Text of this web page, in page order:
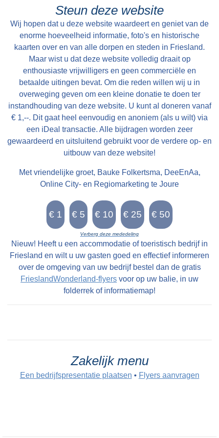
en kan alsdan vry van Huuringe door den Koper
worden aangevaard.
Brink kreeg als eerste een telefoon. Als je wilde
bellen kon je daar terecht, of de bakker kwam bij
je langs als er een bericht voor je was. Je wist
toen niet beter, zo was je opgegroeid en het
werkte prima. Het huis bestond uit behalve de
bakkerij, een woonkamer, een woonkeuken,
een slaapkamer en een winkel. De kinderen
sliepen boven op zolder. De oven van de
bakkerij werd in de beginperiode verwarmd door
het verbranden van takken en turf. Later werd
de oven verwarmd door middel van een
oliebrander. De olie daarvoor werd opgeslagen
in olievaten achter de bakkerij. In de
oorlogsjaren was de bakkerij verduisterd en
leerden onderduikers de dorpsbewoners
schaken.
Steun deze website
Wij hopen dat u deze website waardeert en geniet van de
enorme hoeveelheid informatie, foto's en historische
kaarten over en van alle dorpen en steden in Friesland.
Maar wist u dat deze website volledig draait op
enthousiaste vrijwilligers en geen commerciële en
betaalde uitingen bevat. Om die reden willen wij u in
overweging geven om een kleine donatie te doen ter
instandhouding van deze website. U kunt al doneren vanaf
€ 1,--. Dit gaat heel eenvoudig en anoniem (als u wilt) via
een iDeal transactie. Alle bijdragen worden zeer
gewaardeerd en uitsluitend gebruikt voor de verdere op- en
uitbouw van deze website!
Met vriendelijke groet, Bauke Folkertsma, DeeEnAa,
Online City- en Regiomarketing te Joure
Verberg deze mededeling
Nieuw! Heeft u een accommodatie of toeristisch bedrijf in
Friesland en wilt u uw gasten goed en effectief informeren
over de omgeving van uw bedrijf bestel dan de gratis
FrieslandWonderland-flyers voor op uw balie, in uw
folderrek of informatiemap!
Zakelijk menu
Een bedrijfspresentatie plaatsen • Flyers aanvragen